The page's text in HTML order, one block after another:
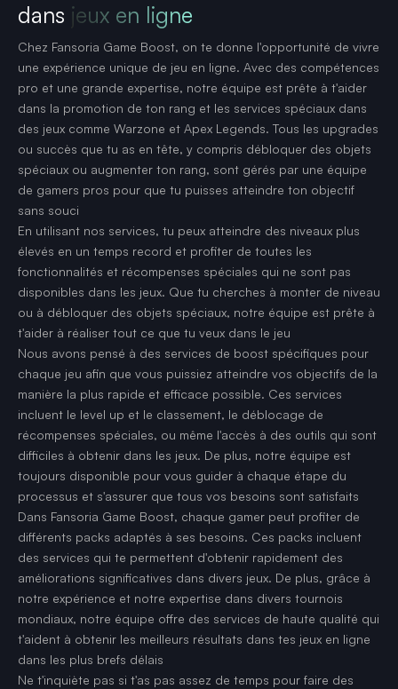
dans jeux en ligne
Chez Fansoria Game Boost, on te donne l'opportunité de vivre
une expérience unique de jeu en ligne. Avec des compétences
pro et une grande expertise, notre équipe est prête à t'aider
dans la promotion de ton rang et les services spéciaux dans
des jeux comme Warzone et Apex Legends. Tous les upgrades
ou succès que tu as en tête, y compris débloquer des objets
spéciaux ou augmenter ton rang, sont gérés par une équipe
de gamers pros pour que tu puisses atteindre ton objectif
sans souci
En utilisant nos services, tu peux atteindre des niveaux plus
élevés en un temps record et profiter de toutes les
fonctionnalités et récompenses spéciales qui ne sont pas
disponibles dans les jeux. Que tu cherches à monter de niveau
ou à débloquer des objets spéciaux, notre équipe est prête à
t'aider à réaliser tout ce que tu veux dans le jeu
Nous avons pensé à des services de boost spécifiques pour
chaque jeu afin que vous puissiez atteindre vos objectifs de la
manière la plus rapide et efficace possible. Ces services
incluent le level up et le classement, le déblocage de
récompenses spéciales, ou même l'accès à des outils qui sont
difficiles à obtenir dans les jeux. De plus, notre équipe est
toujours disponible pour vous guider à chaque étape du
processus et s'assurer que tous vos besoins sont satisfaits
Dans Fansoria Game Boost, chaque gamer peut profiter de
différents packs adaptés à ses besoins. Ces packs incluent
des services qui te permettent d'obtenir rapidement des
améliorations significatives dans divers jeux. De plus, grâce à
notre expérience et notre expertise dans divers tournois
mondiaux, notre équipe offre des services de haute qualité qui
t'aident à obtenir les meilleurs résultats dans tes jeux en ligne
dans les plus brefs délais
Ne t'inquiète pas si t'as pas assez de temps pour faire des